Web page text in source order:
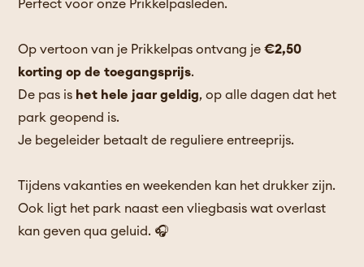
Perfect voor onze Prikkelpasleden.
Op vertoon van je Prikkelpas ontvang je€2,50
korting op de toegangsprijs.
De pas is het hele jaar geldig, op alle dagen dat het
park geopend is.
Je begeleider betaalt de reguliere entreeprijs.
Tijdens vakanties en weekenden kan het drukker zijn.
Ook ligt het park naast een vliegbasis wat overlast
kan geven qua geluid. 🎧